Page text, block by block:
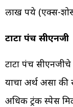
लाख रुपये (एक्स-
टाटा पंच सीएनजी
टाटा पंच
याचा अर्थ असा की
अधिक ट्रंक स्पेस